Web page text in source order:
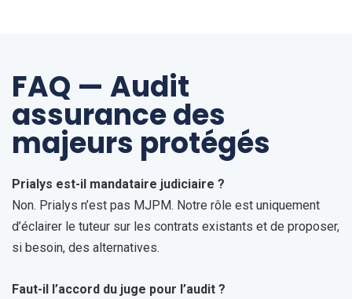
FAQ — Audit
assurance des
majeurs protégés
Prialys est-il mandataire judiciaire ?
Non. Prialys n’est pas MJPM. Notre rôle est uniquement
d’éclairer le tuteur sur les contrats existants et de proposer,
si besoin, des alternatives.
Faut-il l’accord du juge pour l’audit ?